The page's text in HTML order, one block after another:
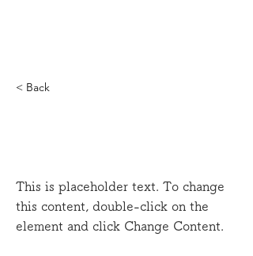
< Back
This is placeholder text. To change
this content, double-click on the
element and click Change Content.